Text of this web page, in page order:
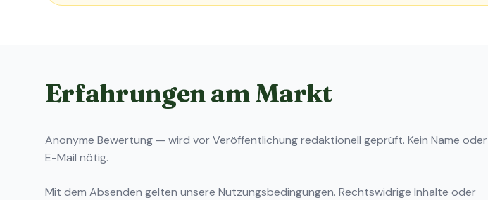
Erfahrungen am Markt
Anonyme Bewertung — wird vor Veröffentlichung redaktionell geprüft. Kein Name oder
E-Mail nötig.
Mit dem Absenden gelten unsere Nutzungsbedingungen. Rechtswidrige Inhalte oder